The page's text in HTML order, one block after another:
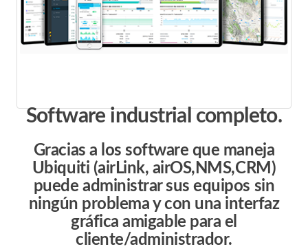
Software industrial completo.
Gracias a los software que maneja
Ubiquiti (airLink, airOS,NMS,CRM)
puede administrar sus equipos sin
ningún problema y con una interfaz
gráfica amigable para el
cliente/administrador.